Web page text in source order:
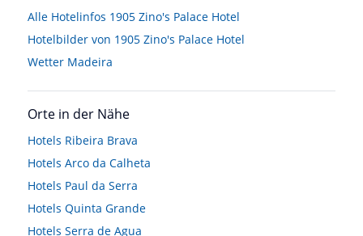
Alle Hotelinfos 1905 Zino's Palace Hotel
Hotelbilder von 1905 Zino's Palace Hotel
Wetter Madeira
Orte in der Nähe
Hotels Ribeira Brava
Hotels Arco da Calheta
Hotels Paul da Serra
Hotels Quinta Grande
Hotels Serra de Agua